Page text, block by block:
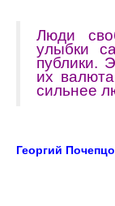
Люди
улыбки
публики.
их
сильнее
Георгий